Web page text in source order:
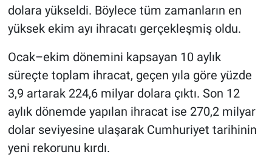
dolara yükseldi. Böylece tüm zamanların en
yüksek ekim ayı ihracatı gerçekleşmiş oldu.
Ocak–ekim dönemini kapsayan 10 aylık
süreçte toplam ihracat, geçen yıla göre yüzde
3,9 artarak 224,6 milyar dolara çıktı. Son 12
aylık dönemde yapılan ihracat ise 270,2 milyar
dolar seviyesine ulaşarak Cumhuriyet tarihinin
yeni rekorunu kırdı.